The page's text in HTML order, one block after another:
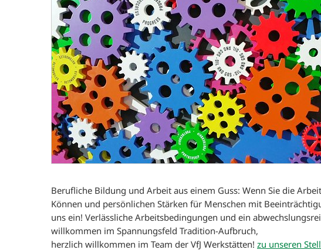
Berufliche Bildung und Arbeit aus einem Guss: Wenn Sie die
Können und persönlichen Stärken für Menschen mit
uns ein! Verlässliche Arbeitsbedingungen und ein
willkommen im Spannungsfeld Tradition-Aufbruch,
herzlich willkommen im Team der VfJ Werkstätten! zu unseren